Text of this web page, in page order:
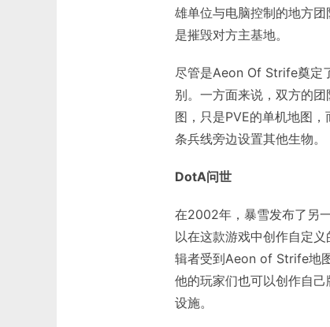
雄单位与电脑控制的地方
是摧毁对方主基地。
尽管是Aeon Of Strife奠定
别。一方面来说，双方的
图，只是PVE的单机地图
条兵线旁边设置其他生物。
DotA问世
在2002年，暴雪发布了另
以在这款游戏中创作自定
辑者受到Aeon of Strife地
他的玩家们也可以创作自
设施。